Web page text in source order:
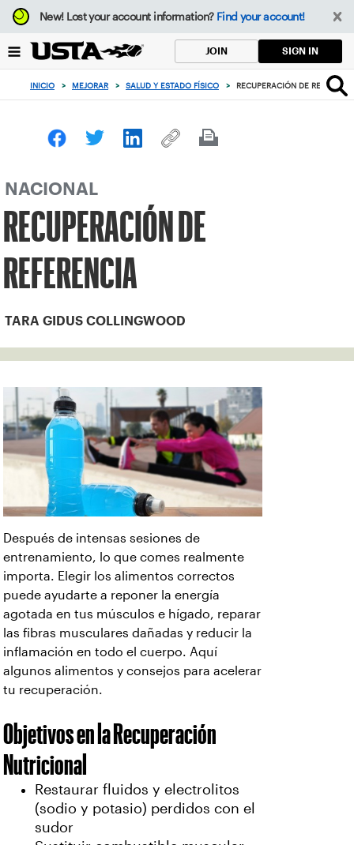
Enfoque
desde
botón
volver
principio
New!Lost your account information? Find your account!
JOIN SIGN IN
INICIO > MEJORAR > SALUD Y ESTADO FÍSICO > RECUPERACIÓN DE
NACIONAL
RECUPERACIÓN DE
REFERENCIA
TARA GIDUS COLLINGWOOD
Después de intensas sesiones de
entrenamiento, lo que comes realmente
importa. Elegir los alimentos correctos
puede ayudarte a reponer la energía
agotada en tus músculos e hígado, reparar
las fibras musculares dañadas y reducir la
inflamación en todo el cuerpo. Aquí
algunos alimentos y consejos para acelerar
tu recuperación.
Objetivos en la Recuperación
Nutricional
Restaurar fluidos y electrolitos
(sodio y potasio) perdidos con el
sudor